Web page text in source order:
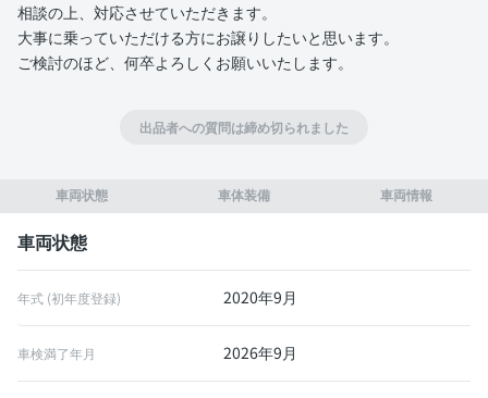
車両状態 車体装備 車両情報
車両状態
年式 (初年度登録) 2020年9月
車検満了年月 2026年9月
相談の上、対応させていただきます。
大事に乗っていただける方にお譲りしたいと思います。
ご検討のほど、何卒よろしくお願いいたします。
出品者への質問は締め切られました